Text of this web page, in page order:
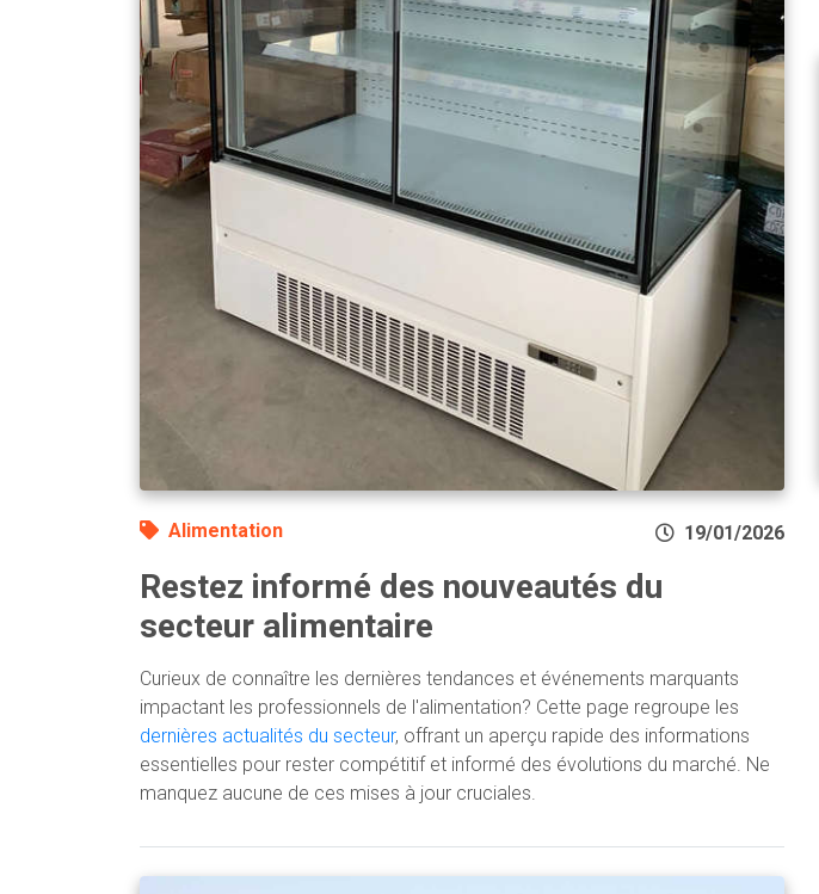
Alimentation 19/01/2026
Restez informé des nouveautés du
secteur alimentaire
Curieux de connaître les dernières tendances et événements marquants
impactant les professionnels de l'alimentation? Cette page regroupe les
dernières actualités du secteur, offrant un aperçu rapide des informations
essentielles pour rester compétitif et informé des évolutions du marché. Ne
manquez aucune de ces mises à jour cruciales.